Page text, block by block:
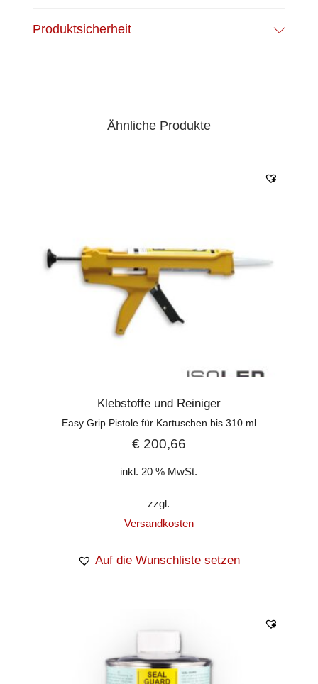
Aushärtung
Produktsicherheit
Ähnliche Produkte
Klebstoffe und Reiniger
Easy Grip Pistole für Kartuschen bis 310 ml
€200,66
inkl. 20 % MwSt.
zzgl.
Versandkosten
Auf die Wunschliste setzen